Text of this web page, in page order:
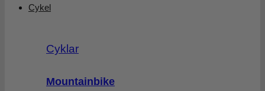
Cykel
Cyklar
Mountainbike